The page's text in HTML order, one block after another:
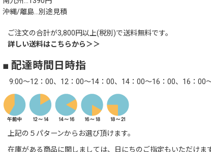
沖縄/離島…別途見積
ご注文の合計が3,800円以上(税別)で送料無料です。
詳しい送料はこちらから＞＞
■ 配達時間日時指
9:00～12：00、12：00～14：00、14：00～16：00、16：00
上記の５パターンからお選び頂けます。
在庫がある商品に関しましては、日にちのご指定もいただけ